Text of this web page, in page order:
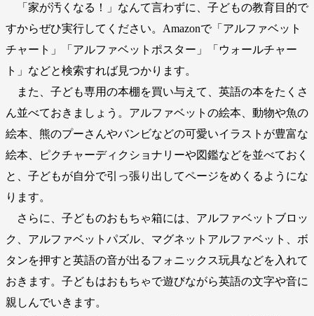
「家が汚くなる！」なんて言わずに、子どもの教育目的で
すからぜひ実行してください。Amazonで「アルファベット
チャート」「アルファベットポスター」「ウォールチャー
ト」などと検索すれば見つかります。
また、子ども専用の本棚を買い与えて、英語の本をたくさ
ん並べておきましょう。アルファベットの絵本、動物や魚の
絵本、熊のプーさんやバンビなどの可愛いイラストが豊富な
絵本、ピクチャーディクショナリーや図鑑などを並べておく
と、子どもが自分で引っ張り出してページをめくるようにな
ります。
さらに、子どものおもちゃ箱には、アルファベットブロッ
ク、アルファベットパズル、マグネットアルファベット、ボ
タンを押すと英語の音が出るフォニックス玩具などを入れて
おきます。子どもはおもちゃで遊びながら英語の文字や音に
親しんでいきます。